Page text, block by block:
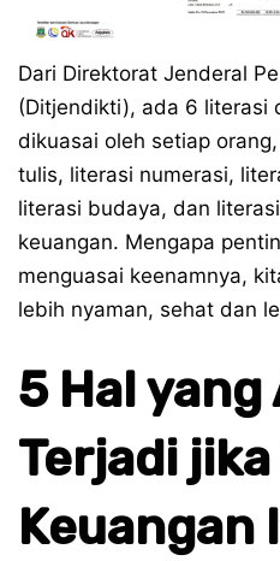
Dari Direktorat Jenderal
(Ditjendikti), ada 6 literasi
dikuasai oleh setiap
tulis, literasi numerasi,
literasi budaya, dan
keuangan. Mengapa
menguasai keenamnya,
lebih nyaman, sehat dan
5 Hal yang
Terjadi
Keuangan